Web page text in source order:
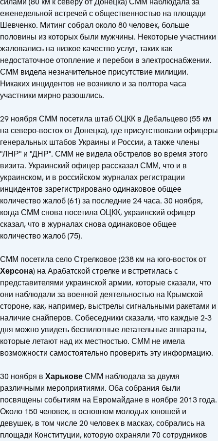
еженедельной встречей с общественностью на площади
Шевченко. Митинг собрал около 80 человек, больше
половины из которых были мужчины. Некоторые участники
жаловались на низкое качество услуг, таких как
недостаточное отопление и перебои в электроснабжении.
СММ видела незначительное присутствие милиции.
Никаких инцидентов не возникло и за полтора часа
участники мирно разошлись.
29 ноября СММ посетила штаб ОЦКК в Дебальцево (55 км
на северо-восток от Донецка), где присутствовали офицеры
генеральных штабов Украины и России, а также члены
"ЛНР" и "ДНР". СММ не видела обстрелов во время этого
визита. Украинский офицер рассказал СММ, что и в
украинском, и в российском журналах регистрации
инцидентов зарегистрировано одинаковое общее
количество жалоб (61) за последние 24 часа. 30 ноября,
когда СММ снова посетила ОЦКК, украинский офицер
сказал, что в журналах снова одинаковое общее
количество жалоб (75).
СММ посетила село Стрелковое (238 км на юго-восток от
Херсона) на Арабатской стрелке и встретилась с
представителями украинской армии, которые сказали, что
они наблюдали за военной деятельностью на Крымской
стороне, как, например, выстрелы сигнальными ракетами и
наличие снайперов. Собеседники сказали, что каждые 2-3
дня можно увидеть беспилотные летательные аппараты,
которые летают над их местностью. СММ не имела
возможности самостоятельно проверить эту информацию.
30 ноября в ХарьковеСММ наблюдала за двумя
различными мероприятиями. Оба собрания были
посвящены событиям на Евромайдане в ноябре 2013 года.
Около 150 человек, в основном молодых юношей и
девушек, в том числе 20 человек в масках, собрались на
площади Конституции, которую охраняли 70 сотрудников